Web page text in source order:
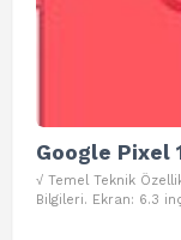
Google Pixel
√ Temel Teknik
Bilgileri. Ekran: 6.3